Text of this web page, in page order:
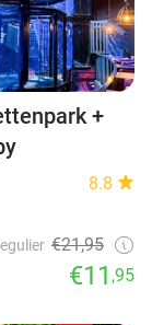
+
8.8
€21,95
€11 ,95